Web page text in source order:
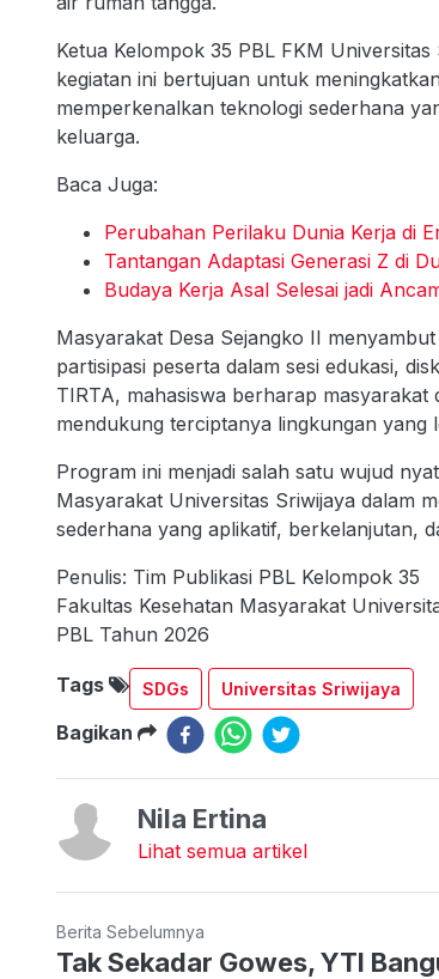
Ketua Kelompok 35 PBL FKM
kegiatan ini bertujuan untuk
memperkenalkan teknologi sederhana
keluarga.
Baca Juga:
Perubahan Perilaku Dunia Kerja di
Tantangan Adaptasi Generasi Z di
Budaya Kerja Asal Selesai jadi
Masyarakat Desa Sejangko II
partisipasi peserta dalam sesi edukasi,
TIRTA, mahasiswa berharap
mendukung terciptanya lingkungan yang
Program ini menjadi salah satu wujud
Masyarakat Universitas Sriwijaya dalam
sederhana yang aplikatif, berkelanjutan,
Penulis: Tim Publikasi PBL Kelompok 35
Fakultas Kesehatan Masyarakat
PBL Tahun 2026
Tags SDGs Universitas Sriwijaya
Bagikan
Nila Ertina
Lihat semua artikel
Berita Sebelumnya
Tak Sekadar Gowes, YTI